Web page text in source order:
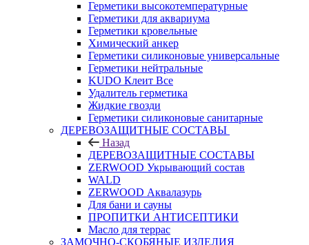
Герметики высокотемпературные
Герметики для аквариума
Герметики кровельные
Химический анкер
Герметики силиконовые универсальные
Герметики нейтральные
KUDO Клеит Все
Удалитель герметика
Жидкие гвозди
Герметики силиконовые санитарные
ДЕРЕВОЗАЩИТНЫЕ СОСТАВЫ
Назад
ДЕРЕВОЗАЩИТНЫЕ СОСТАВЫ
ZERWOOD Укрывающий состав
WALD
ZERWOOD Аквалазурь
Для бани и сауны
ПРОПИТКИ АНТИСЕПТИКИ
Масло для террас
ЗАМОЧНО-СКОБЯНЫЕ ИЗДЕЛИЯ